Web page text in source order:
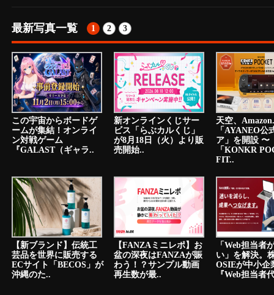
最新写真一覧 1 2 3
この宇宙からボードゲ
ームが集結！オンライ
ン対戦ゲーム
『GALAST（ギャラ..
新オンラインくじサー
ビス「らぶカルくじ」
が8月18日（火）より販
売開始..
天空、
「AYANEO公
ア」を開設 〜
「KONKR
FIT..
【新ブランド】伝統工
芸品を世界に販売する
ECサイト「BECOS」が
沖縄のた..
【FANZAミニレポ】お
盆の深夜はFANZAが賑
わう！？サンプル動画
再生数が最..
「Web担当者
い」を解決。
OSIEが中小企
『Web担当者